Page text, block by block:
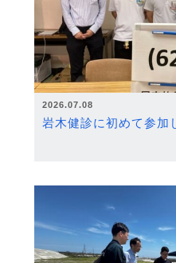
2026.07.08
岩木健診に初めて参加